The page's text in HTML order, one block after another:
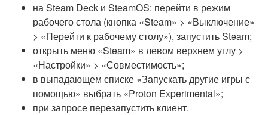
на Steam Deck и SteamOS: перейти в режим
рабочего стола (кнопка «Steam» > «Выключение»
> «Перейти к рабочему столу»), запустить Steam;
открыть меню «Steam» в левом верхнем углу >
«Настройки» > «Совместимость»;
в выпадающем списке «Запускать другие игры с
помощью» выбрать «Proton Experimental»;
при запросе перезапустить клиент.